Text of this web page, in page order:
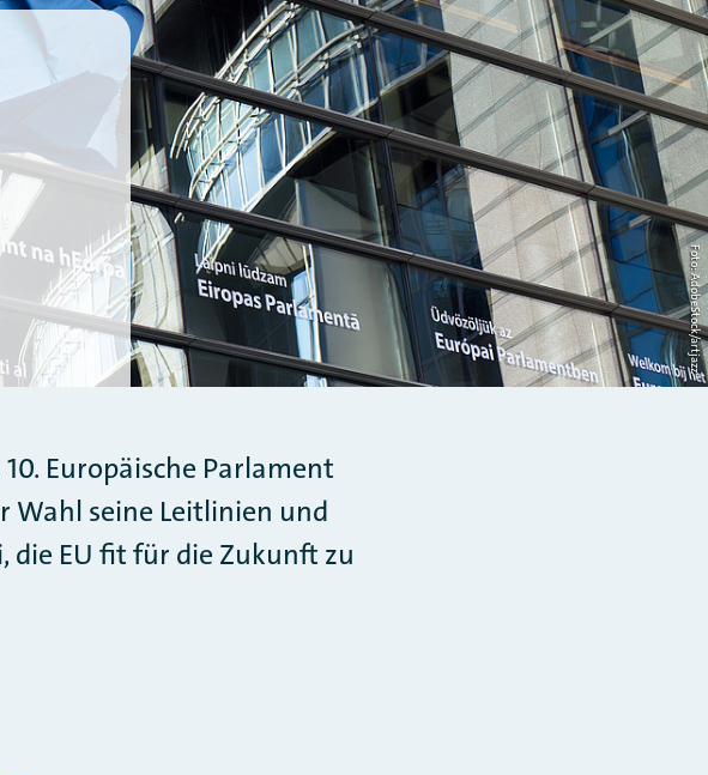
Foto: AdobeStock/artjazz
Europäische Parlament
Wahl seine Leitlinien und
die EU fit für die Zukunft zu